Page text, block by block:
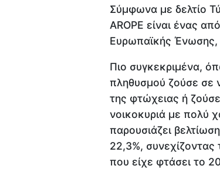
Σύμφωνα με δελτίο
AROPE είναι ένας
Ευρωπαϊκής
Πιο συγκεκριμένα,
πληθυσμού ζούσε σε
της φτώχειας ή
νοικοκυριά με πολύ
παρουσιάζει
22,3%,
που είχε φτάσει το